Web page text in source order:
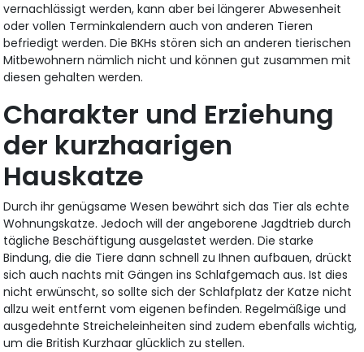
vernachlässigt werden, kann aber bei längerer Abwesenheit
oder vollen Terminkalendern auch von anderen Tieren
befriedigt werden. Die BKHs stören sich an anderen tierischen
Mitbewohnern nämlich nicht und können gut zusammen mit
diesen gehalten werden.
Charakter und Erziehung
der kurzhaarigen
Hauskatze
Durch ihr genügsame Wesen bewährt sich das Tier als echte
Wohnungskatze. Jedoch will der angeborene Jagdtrieb durch
tägliche Beschäftigung ausgelastet werden. Die starke
Bindung, die die Tiere dann schnell zu Ihnen aufbauen, drückt
sich auch nachts mit Gängen ins Schlafgemach aus. Ist dies
nicht erwünscht, so sollte sich der Schlafplatz der Katze nicht
allzu weit entfernt vom eigenen befinden. Regelmäßige und
ausgedehnte Streicheleinheiten sind zudem ebenfalls wichtig,
um die British Kurzhaar glücklich zu stellen.